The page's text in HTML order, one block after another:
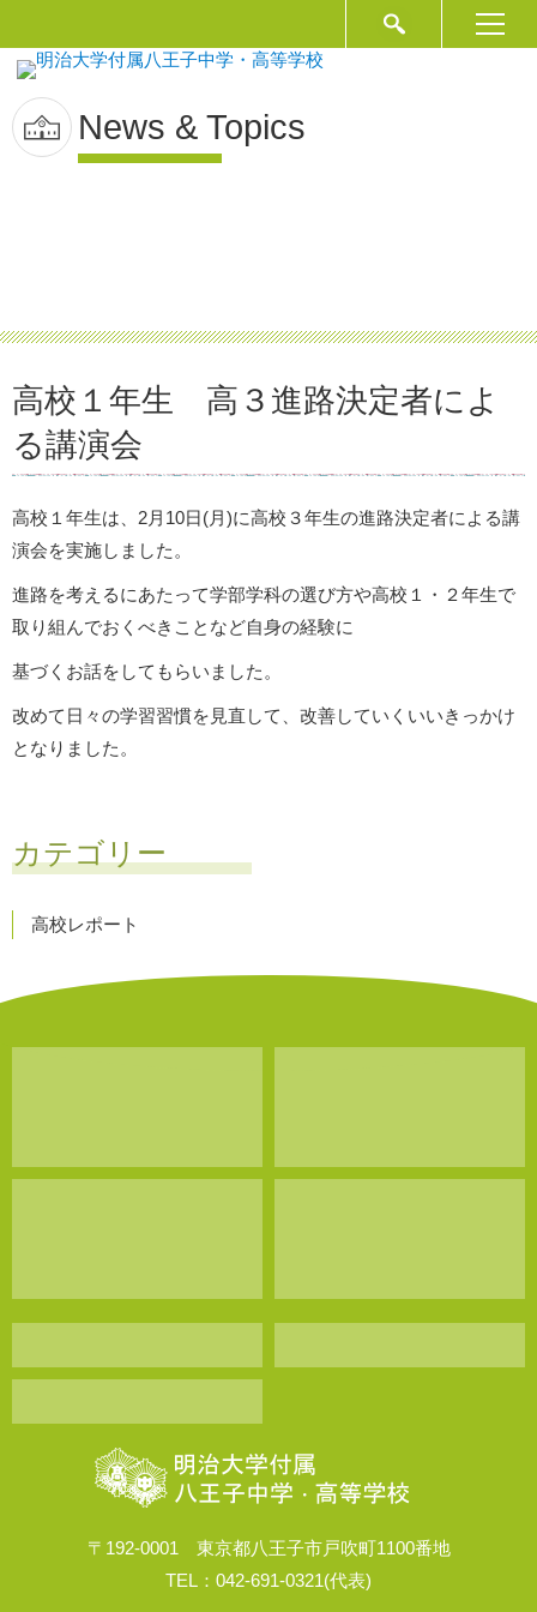
News & Topics
高校１年生 高３進路決定者によ
る講演会
高校１年生は、2月10日(月)に高校３年生の進路決定者による講
演会を実施しました。
進路を考えるにあたって学部学科の選び方や高校１・２年生で
取り組んでおくべきことなど自身の経験に
基づくお話をしてもらいました。
改めて日々の学習習慣を見直して、改善していくいいきっかけ
となりました。
カテゴリー
高校レポート
〒192-0001 東京都八王子市戸吹町1100番地
TEL：042-691-0321(代表)